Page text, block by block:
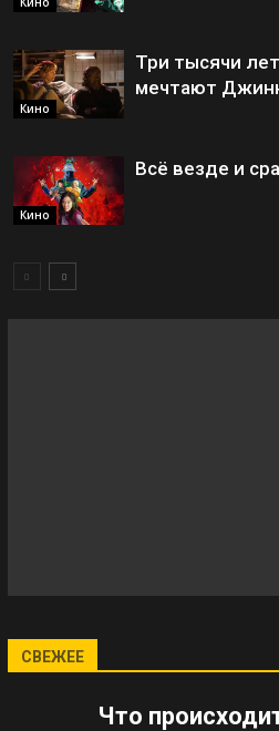
Кино
Три тысячи
мечтают
Кино
Всё везде и
СВЕЖЕЕ
Что